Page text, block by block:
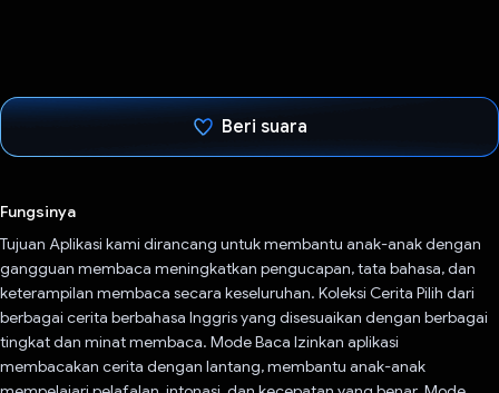
Beri suara
Fungsinya
Tujuan Aplikasi kami dirancang untuk membantu anak-anak dengan
gangguan membaca meningkatkan pengucapan, tata bahasa, dan
keterampilan membaca secara keseluruhan. Koleksi Cerita Pilih dari
berbagai cerita berbahasa Inggris yang disesuaikan dengan berbagai
tingkat dan minat membaca. Mode Baca Izinkan aplikasi
membacakan cerita dengan lantang, membantu anak-anak